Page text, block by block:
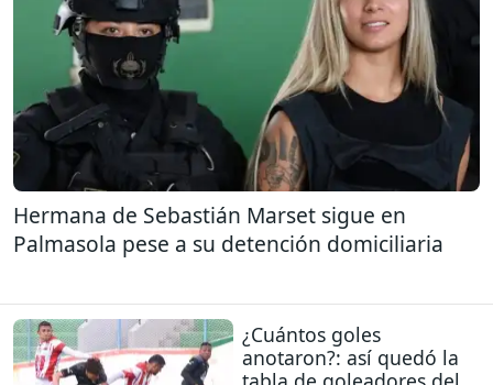
Hermana de Sebastián Marset sigue en
Palmasola pese a su detención domiciliaria
¿Cuántos goles
anotaron?: así quedó la